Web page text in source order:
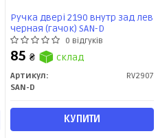
Ручка двері 2190 внутр зад лев
черная (гачок) SAN-D
0 відгуків
85 ₴ склад
Артикул:
RV2907
SAN-D
КУПИТИ